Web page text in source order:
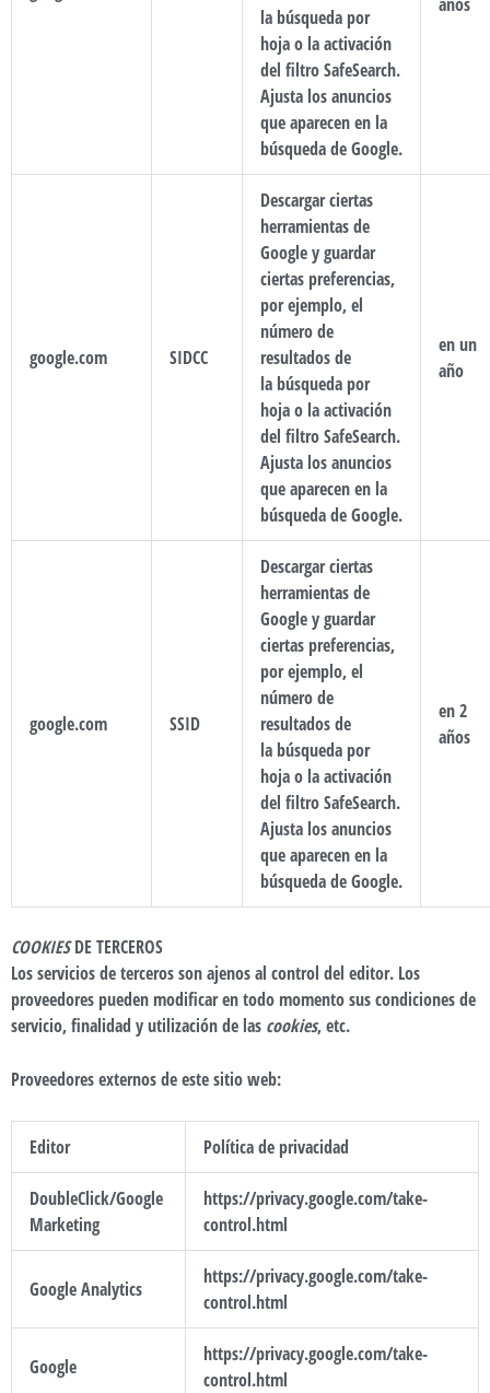
la búsqueda por
hoja o la activación
del filtro SafeSearch.
Ajusta los anuncios
que aparecen en la
búsqueda de Google.
google.com SIDCC
Descargar ciertas
herramientas de
Google y guardar
ciertas preferencias,
por ejemplo, el
número de
resultados de
la búsqueda por
hoja o la activación
del filtro SafeSearch.
Ajusta los anuncios
que aparecen en la
búsqueda de Google.
en un
año
google.com SSID
Descargar ciertas
herramientas de
Google y guardar
ciertas preferencias,
por ejemplo, el
número de
resultados de
la búsqueda por
hoja o la activación
del filtro SafeSearch.
Ajusta los anuncios
que aparecen en la
búsqueda de Google.
en 2
años
COOKIESDE TERCEROS
Los servicios de terceros son ajenos al control del editor. Los
proveedores pueden modificar en todo momento sus condiciones de
servicio, finalidad y utilización de las cookies, etc.
Proveedores externos de este sitio web:
Editor Política de privacidad
DoubleClick/Google
Marketing
https://privacy.google.com/take-
control.html
Google Analytics
https://privacy.google.com/take-
control.html
Google
https://privacy.google.com/take-
control.html